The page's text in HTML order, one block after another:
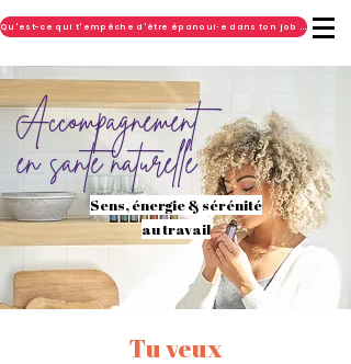
Qu'est-ce qui t'empêche d'être épanoui·e dans ton job ? FAIS LE TEST GRATUIT !
Accompagnement
en santé naturelle
Sens, énergie & sérénité
au travail
Tu veux